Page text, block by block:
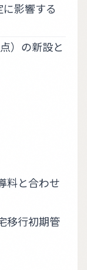
影響する
）の新設と
料と合わせ
移行初期管